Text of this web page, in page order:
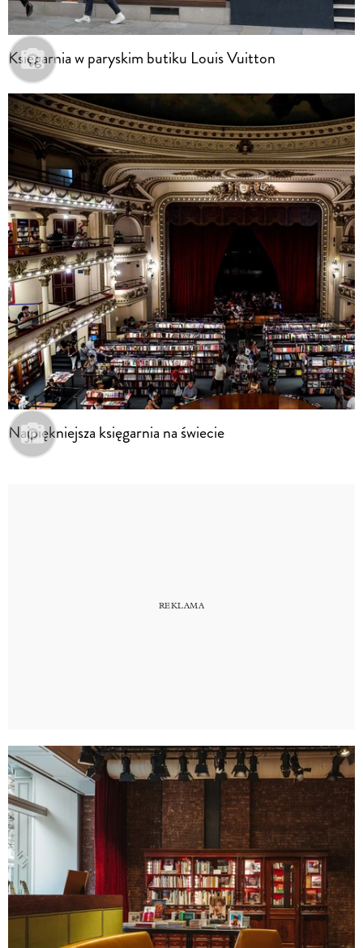
Księgarnia w paryskim butiku Louis Vuitton
Najpiękniejsza księgarnia na świecie